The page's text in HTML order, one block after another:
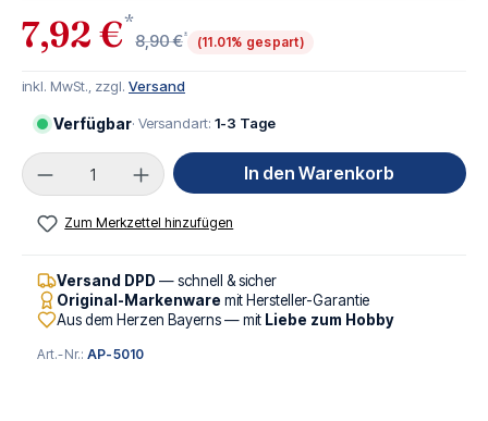
7,92 €*
8,90 €* (11.01% gespart)
inkl. MwSt., zzgl. Versand
Verfügbar· Versandart: 1-3 Tage
Produkt Anzahl: Gib den gewünschten Wert
In den Warenkorb
Zum Merkzettel hinzufügen
Versand DPD — schnell & sicher
Original-Markenware mit Hersteller-Garantie
Aus dem Herzen Bayerns — mit Liebe zum Hobby
Art.-Nr.:AP-5010